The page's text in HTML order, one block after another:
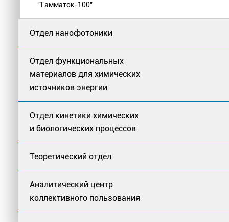
"Гамматок-100"
Отдел нанофотоники
Отдел функциональных
материалов для химических
источников энергии
Отдел кинетики химических
и биологических процессов
Теоретический отдел
Аналитический центр
коллективного пользования